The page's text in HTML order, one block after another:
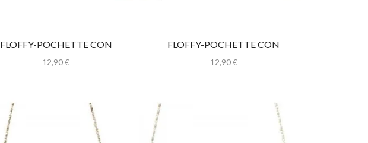
FLOFFY-POCHETTE CON
BRILLANTINI
12,90€
FLOFFY-POCHETTE CON
BRILLANTINI
12,90€